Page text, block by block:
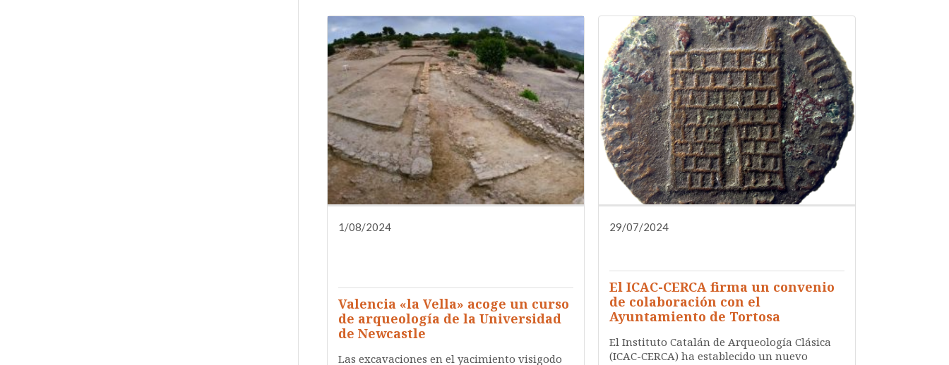
1/08/2024
Valencia «la Vella» acoge un curso
de arqueología de la Universidad
de Newcastle
Las excavaciones en el yacimiento visigodo
29/07/2024
El ICAC-CERCA firma un convenio
de colaboración con el
Ayuntamiento de Tortosa
El Instituto Catalán de Arqueología Clásica
(ICAC-CERCA) ha establecido un nuevo